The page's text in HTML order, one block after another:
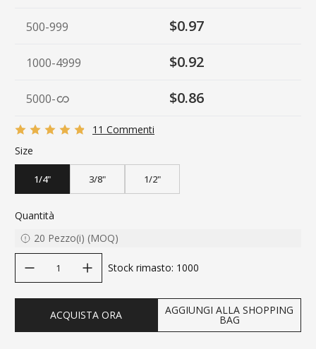
500-999 $0.97
1000-4999 $0.92
5000- $0.86
11 Commenti
Size
1/4" 3/8" 1/2"
Quantità
20 Pezzo(i) (MOQ)
Stock rimasto: 1000
ACQUISTA ORA AGGIUNGI ALLA SHOPPING
BAG